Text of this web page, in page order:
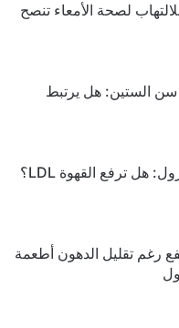
لصحة الأمعاء تنصح
سن الستين: هل يرتبط
القهوة والكوليسترول: هل ترفع القهوة LDL؟
رغم تقليل الدهون أطعمة